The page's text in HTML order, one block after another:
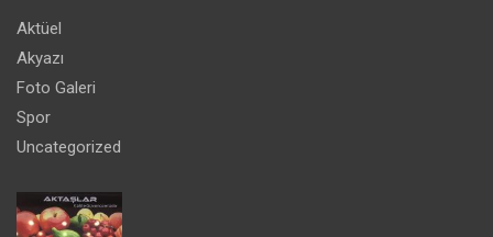
Aktüel
Akyazı
Foto Galeri
Spor
Uncategorized